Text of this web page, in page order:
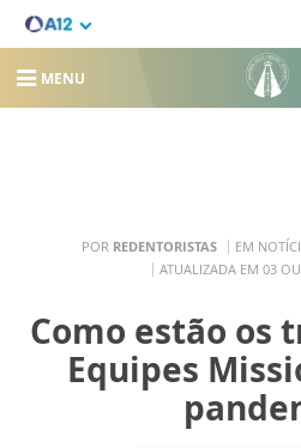
MENU
POR REDENTORISTAS EM
ATUALIZADA EM 03
Como estão os
Equipes